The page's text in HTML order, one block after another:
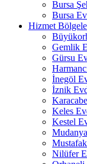
Bursa
Bursa
Hizmet
Gemlik
Gürsu
İnegöl
İznik
Keles
Kestel
Nilüfer